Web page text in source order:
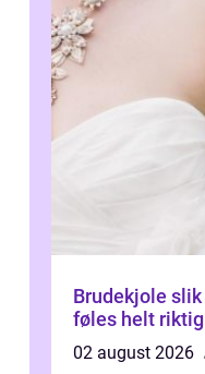
Brudekjole slik finner du kjolen som
føles helt riktig
02 august 2026